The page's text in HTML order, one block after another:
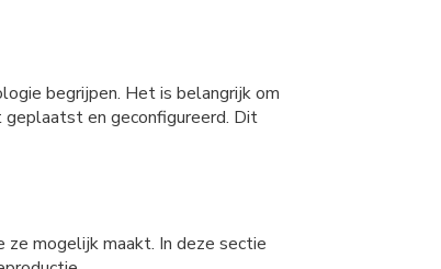
begrijpen. Het is belangrijk om
en geconfigureerd. Dit
ze mogelijk maakt. In deze sectie